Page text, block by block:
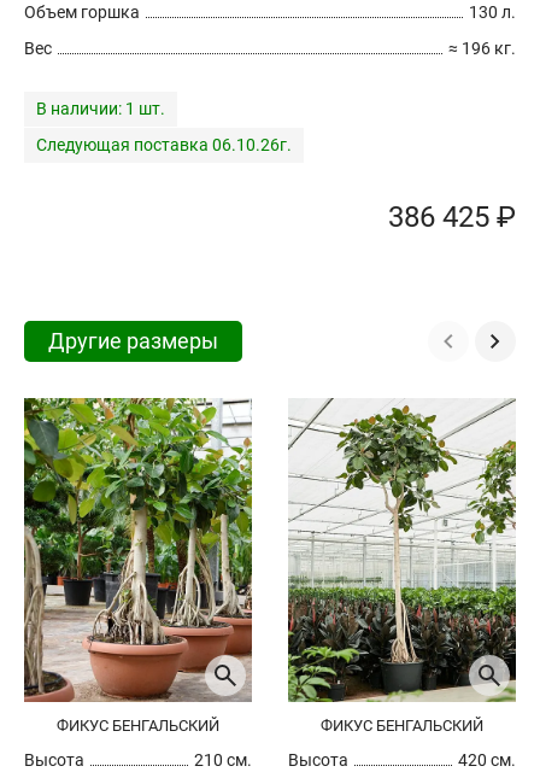
130 л.
Объем горшка
≈ 196 кг.
Вес
В наличии: 1 шт.
Следующая поставка 06.10.26г.
386 425 ₽
Другие размеры
ФИКУС БЕНГАЛЬСКИЙ
Высота
210 см.
ФИКУС БЕНГАЛЬСКИЙ
Высота
420 см.